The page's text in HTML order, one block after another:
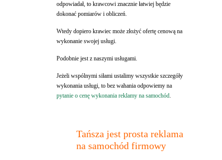
odpowiadał, to krawcowi znacznie łatwiej będzie
dokonać pomiarów i obliczeń.
Wtedy dopiero krawiec może złożyć ofertę cenową na
wykonanie swojej usługi.
Podobnie jest z naszymi usługami.
Jeżeli wspólnymi siłami ustalimy wszystkie szczegóły
wykonania usługi, to bez wahania odpowiemy na
pytanie o cenę wykonania reklamy na samochód.
Tańsza jest prosta reklama
na samochód firmowy